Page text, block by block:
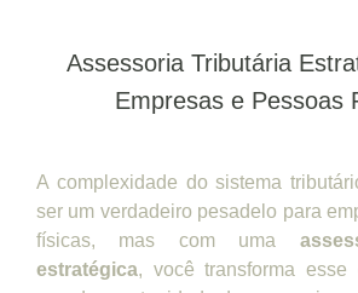
Assessoria Tributária
Empresas e Pessoas
A complexidade do sistema
ser um verdadeiro pesadelo para
físicas, mas com uma
estratégica, você transforma esse